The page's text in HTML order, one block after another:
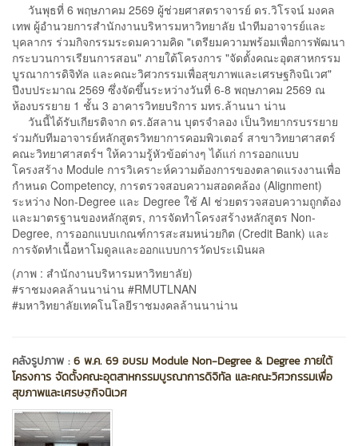
วันพุธที่ 6 พฤษภาคม 2569 ผู้ช่วยศาสตราจารย์ ดร.วิโรจน์ มงคล
เทพ ผู้อำนวยการสำนักงานบริหารมหาวิทยาลัย นำทีมอาจารย์และ
บุคลากร ร่วมกิจกรรมระดมความคิด "เตรียมความพร้อมเพื่อการพัฒนา
กระบวนการเรียนการสอน" ภายใต้โครงการ "จัดตั้งคณะอุตสาหกรรม
บูรณาการดิจิทัล และคณะวิศวกรรมเพื่อสุขภาพและเศรษฐกิจนิเวศ"
ปีงบประมาณ 2569 ซึ่งจัดขึ้นระหว่างวันที่ 6-8 พฤษภาคม 2569 ณ
ห้องบรรยาย 1 ชั้น 3 อาคารวิทยบริการ มทร.ล้านนา น่าน
วันนี้ได้รับเกียรติจาก ดร.อัสลาน บุตรจำลอง เป็นวิทยากรบรรยาย
ร่วมกับทีมอาจารย์หลักสูตรวิทยาการคอมพิวเตอร์ สาขาวิทยาศาสตร์
คณะวิทยาศาสตร์ฯ ให้ความรู้หัวข้อต่างๆ ได้แก่ การออกแบบ
โครงสร้าง Module การวิเคราะห์ความต้องการของตลาดแรงงานเพื่อ
กำหนด Competency, การตรวจสอบความสอดคล้อง (Alignment)
ระหว่าง Non-Degree และ Degree ใช้ AI ช่วยตรวจสอบความถูกต้อง
และมาตรฐานของหลักสูตร, การจัดทำโครงสร้างหลักสูตร Non-
Degree, การออกแบบเกณฑ์การสะสมหน่วยกิต (Credit Bank) และ
การจัดทำเนื้อหาโมดูลและออกแบบการวัดประเมินผล
(ภาพ : สำนักงานบริหารมหาวิทยาลัย)
#ราชมงคลล้านนาน่าน #RMUTLNAN
#มหาวิทยาลัยเทคโนโลยีราชมงคลล้านนาน่าน
คลังรูปภาพ :6 พ.ค. 69 อบรม Module Non-Degree & Degree ภายใต้
โครงการ จัดตั้งคณะอุตสาหกรรมบูรณาการดิจิทัล และคณะวิศวกรรมเพื่อ
สุขภาพและเศรษฐกิจนิเวศ